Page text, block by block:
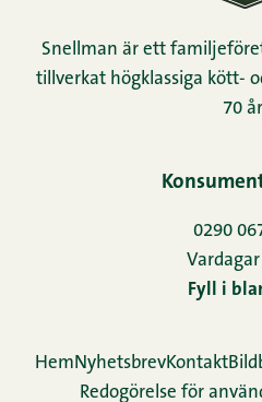
Snellman är ett
tillverkat högklassiga kött-
70
0290
Fyll i
HemNyhetsbrevKontakt
Redogörelse för